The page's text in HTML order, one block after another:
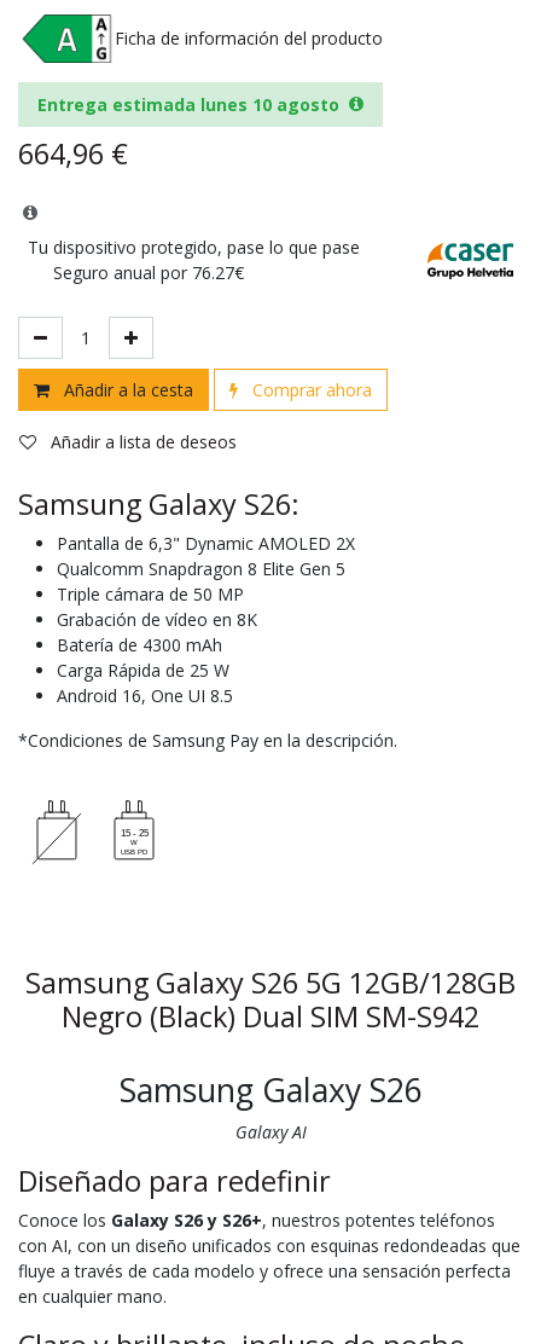
Ficha de información del producto
Entrega estimada lunes 10 agosto
664,96 €
Tu dispositivo protegido, pase lo que pase
Seguro anual por 76.27€
Añadir a la cesta Comprar ahora
Añadir a lista de deseos
Samsung Galaxy S26:
Pantalla de 6,3" Dynamic AMOLED 2X
Qualcomm Snapdragon 8 Elite Gen 5
Triple cámara de 50 MP
Grabación de vídeo en 8K
Batería de 4300 mAh
Carga Rápida de 25 W
Android 16, One UI 8.5
*Condiciones de Samsung Pay en la descripción.
Samsung Galaxy S26 5G 12GB/128GB
Negro (Black) Dual SIM SM-S942
Samsung Galaxy S26
Galaxy AI
Diseñado para redefinir
Conoce los Galaxy S26 y S26+, nuestros potentes teléfonos
con AI, con un diseño unificados con esquinas redondeadas que
fluye a través de cada modelo y ofrece una sensación perfecta
en cualquier mano.